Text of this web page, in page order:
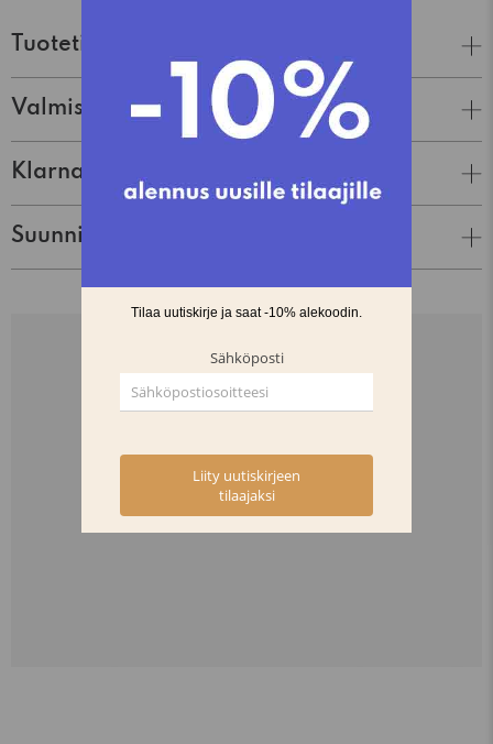
Tuotetiedot
Valmistaja
Klarna Lasku & Tili
Suunnittelija